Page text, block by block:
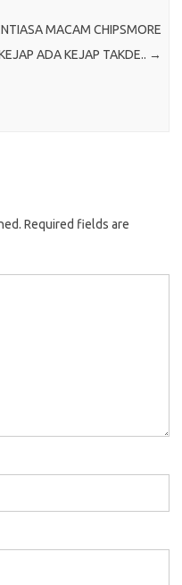
MACAM CHIPSMORE
ADA KEJAP TAKDE.. →
Required fields are